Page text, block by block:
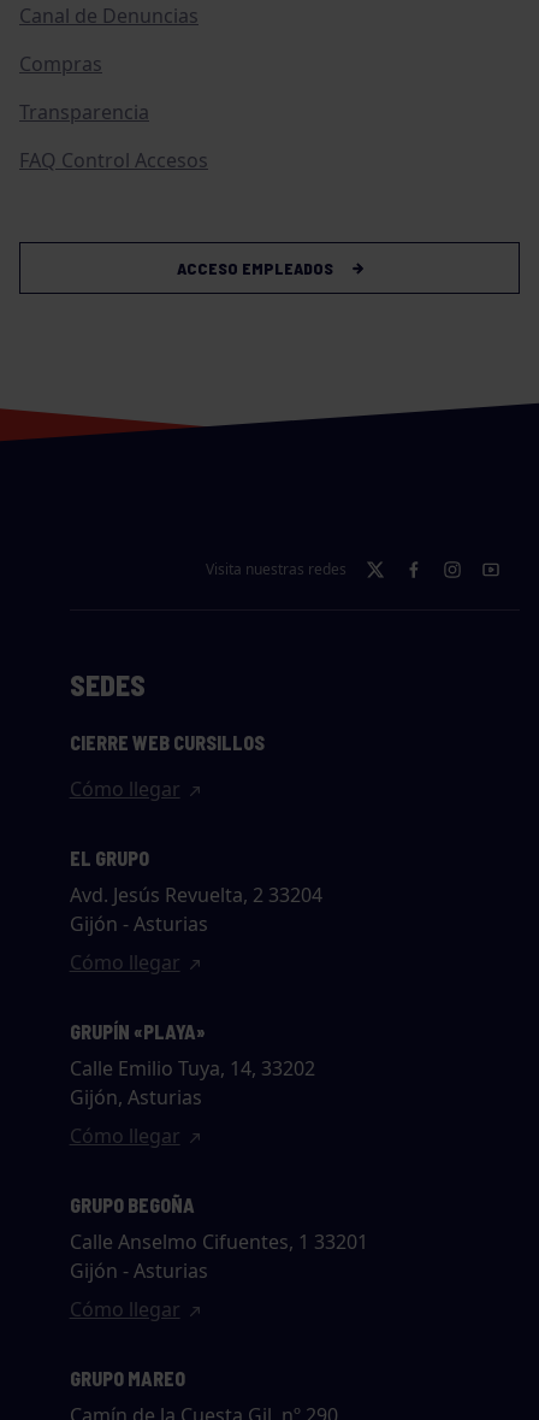
Canal de Denuncias
Compras
Transparencia
FAQ Control Accesos
ACCESO EMPLEADOS
Visita nuestras redes
SEDES
CIERRE WEB CURSILLOS
Cómo llegar
EL GRUPO
Avd. Jesús Revuelta, 2 33204
Gijón - Asturias
Cómo llegar
GRUPÍN «PLAYA»
Calle Emilio Tuya, 14, 33202
Gijón, Asturias
Cómo llegar
GRUPO BEGOÑA
Calle Anselmo Cifuentes, 1 33201
Gijón - Asturias
Cómo llegar
GRUPO MAREO